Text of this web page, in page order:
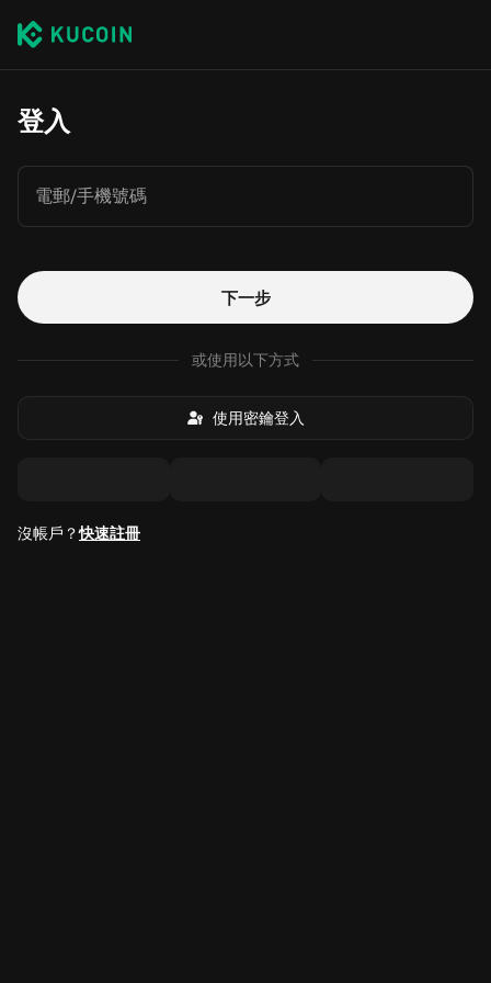
登入
電郵/手機號碼
下一步
或使用以下方式
使用密鑰登入
沒帳戶？快速註冊